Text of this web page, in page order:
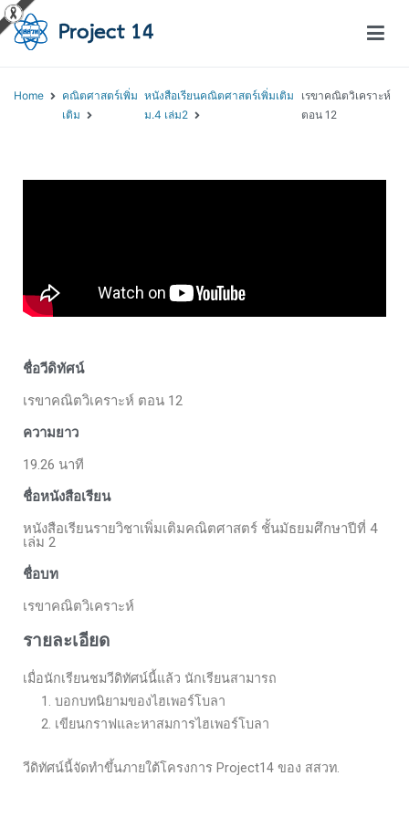
Home
คณิตศาสตร์เพิ่ม
เติม
หนังสือเรียนคณิตศาสตร์เพิ่มเติม
ม.4 เล่ม2
เรขาคณิตวิเคราะห์
ตอน 12
ชื่อวีดิทัศน์
เรขาคณิตวิเคราะห์ ตอน 12
ความยาว
19.26 นาที
ชื่อหนังสือเรียน
หนังสือเรียนรายวิชาเพิ่มเติมคณิตศาสตร์ ชั้นมัธยมศึกษาปีที่ 4
เล่ม 2
ชื่อบท
เรขาคณิตวิเคราะห์
รายละเอียด
เมื่อนักเรียนชมวีดิทัศน์นี้แล้ว นักเรียนสามารถ
1. บอกบทนิยามของไฮเพอร์โบลา
2. เขียนกราฟและหาสมการไฮเพอร์โบลา
วีดิทัศน์นี้จัดทำขึ้นภายใต้โครงการ Project14 ของ สสวท.